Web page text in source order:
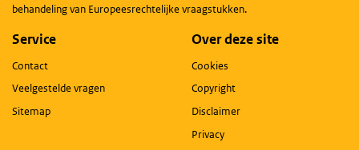
behandeling van Europeesrechtelijke vraagstukken.
Service
Contact
Veelgestelde vragen
Sitemap
Over deze site
Cookies
Copyright
Disclaimer
Privacy